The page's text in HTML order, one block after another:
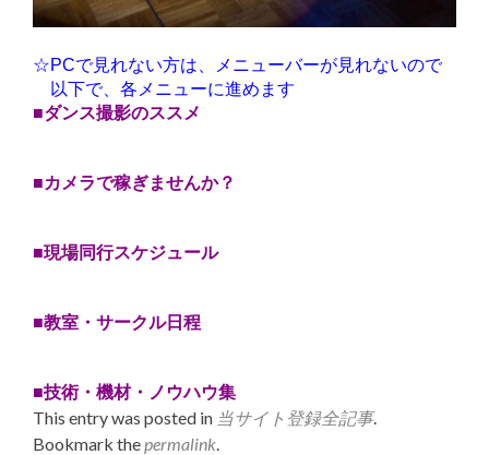
☆PCで見れない方は、メニューバーが見れないので
以下で、各メニューに進めます
■ダンス撮影のススメ
■カメラで稼ぎませんか？
■現場同行スケジュール
■教室・サークル日程
■技術・機材・ノウハウ集
This entry was posted in 当サイト登録全記事.
Bookmark thepermalink.